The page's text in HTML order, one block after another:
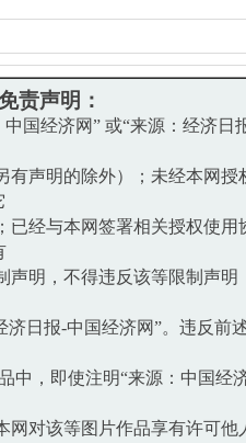
责声明：
国经济网” 或“来源：经济日
声明的除外）；未经本网授
经与本网签署相关授权使用
明，不得违反该等限制声明
日报-中国经济网”。违反前
中，即使注明“来源：中国经
对该等图片作品享有许可他